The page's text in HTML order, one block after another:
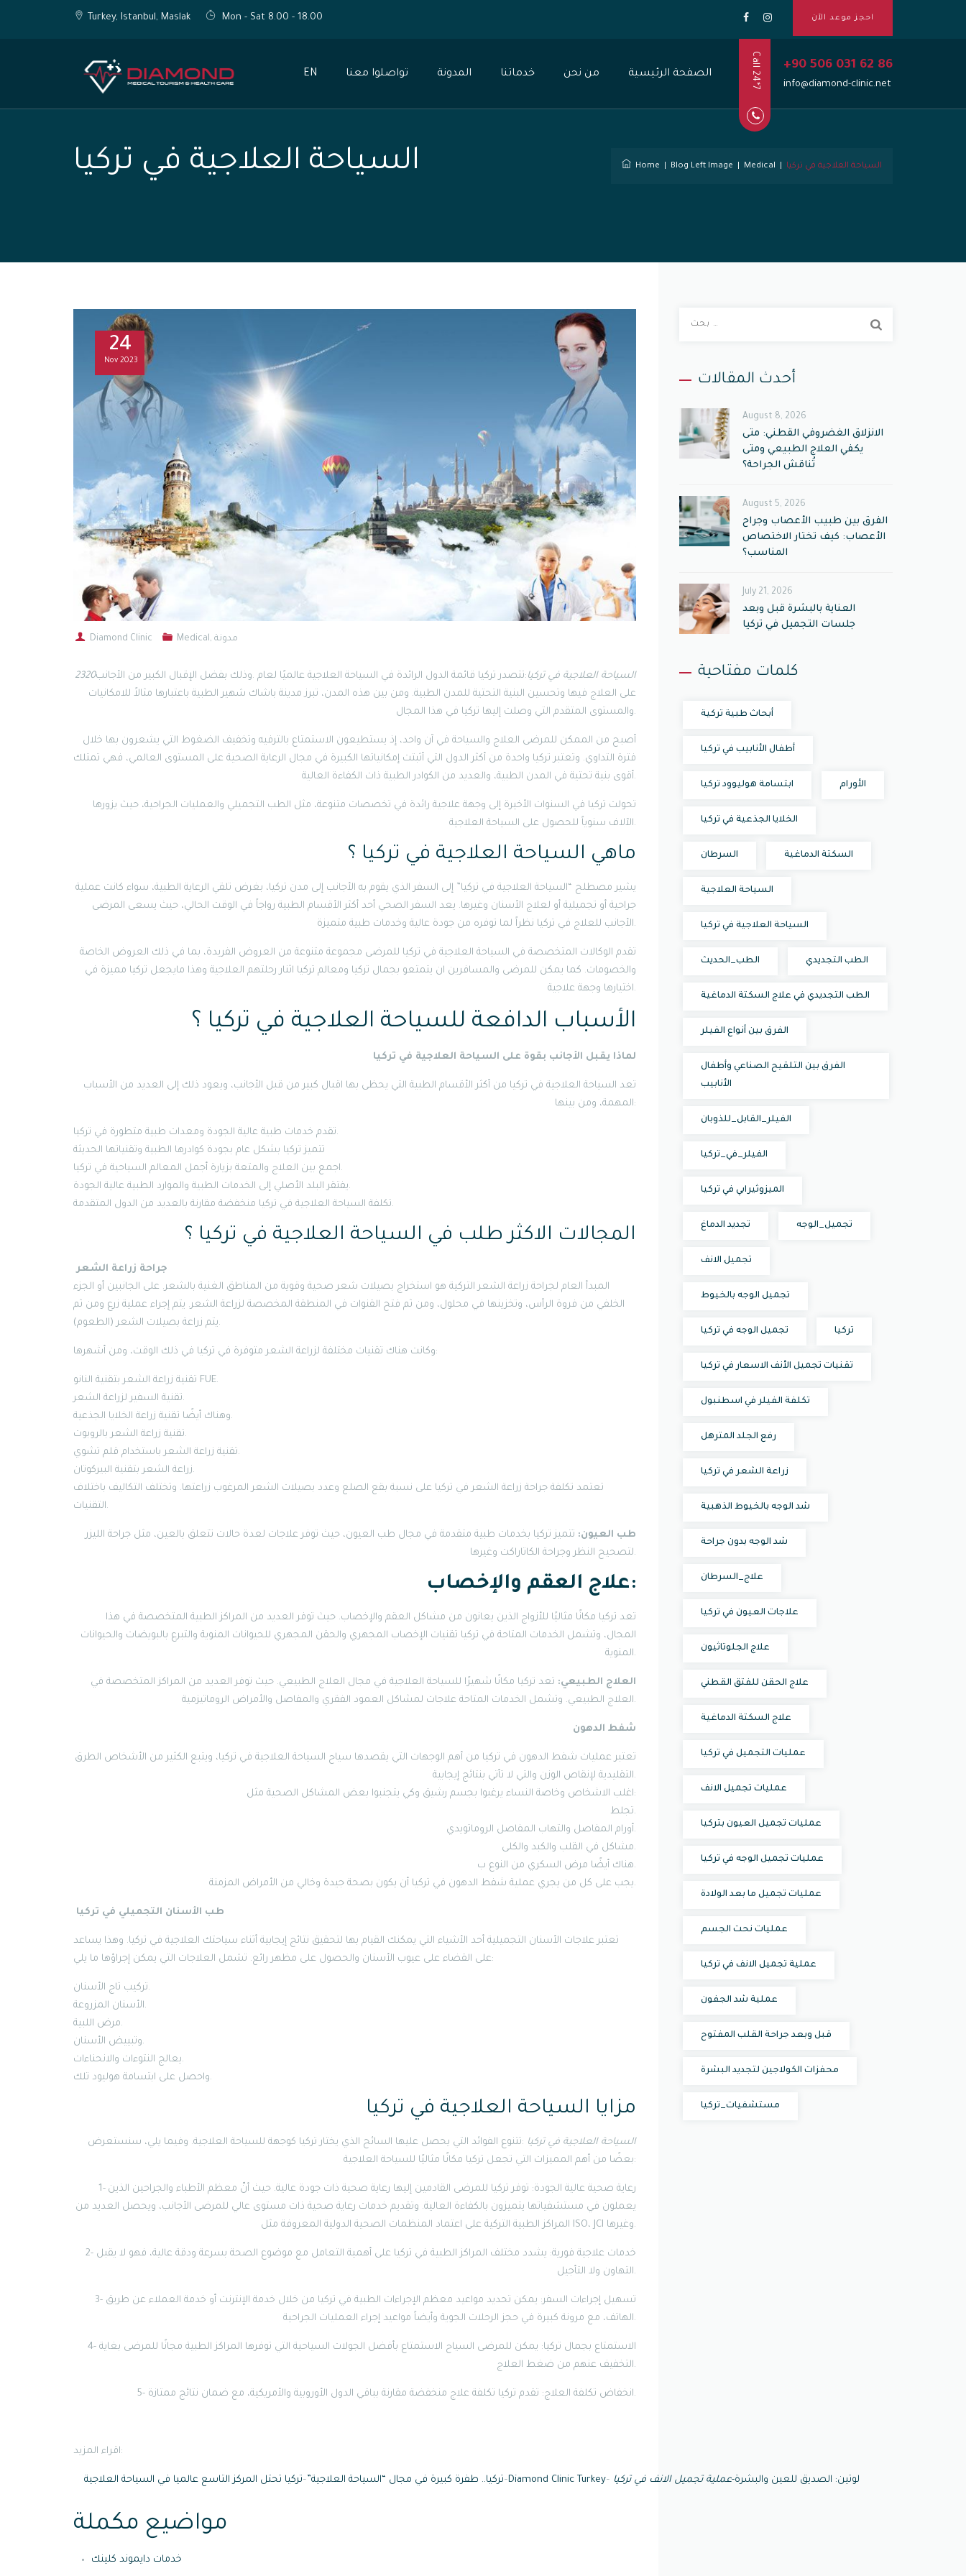
Turkey, Istanbul, Maslak Mon - Sat 8.00 - 18.00 احجز موعد الآن
Call 24*7 +90 506 031 62 86
info@diamond-clinic.net
EN تواصلوا معنا المدونة خدماتنا من نحن الصفحة الرئيسية
السياحة العلاجية في تركيا Home Blog Left Image Medical السياحة العلاجية في تركيا
24
Nov 2023
Diamond Clinic Medical,مدونة
2320السياحة العلاجية في تركيا :تتصدر تركيا قائمة الدول الرائدة في السياحة العلاجية عالميًا لعام .وذلك بفضل الإقبال الكبير من الأجانب
على العلاج فيها وتحسين البنية التحتية للمدن الطبية. ومن بين هذه المدن، تبرز مدينة باشاك شهير الطبية باعتبارها مثالاً للامكانيات
والمستوى المتقدم التي وصلت إليها تركيا في هذا المجال.
أصبح من الممكن للمرضى العلاج والسياحة في آن واحد، إذ يستطيعون الاستمتاع بالترفيه وتخفيف الضغوط التي يشعرون بها خلال
فترة التداوي. وتعتبر تركيا واحدة من أكثر الدول التي أثبتت إمكانياتها الكبيرة في مجال الرعاية الصحية على المستوى العالمي، فهي تمتلك
أقوى بنية تحتية في المدن الطبية، والعديد من الكوادر الطبية ذات الكفاءة العالية.
تحولت تركيا في السنوات الأخيرة إلى وجهة علاجية رائدة في تخصصات متنوعة، مثل الطب التجميلي والعمليات الجراحية، حيث يزورها
الآلاف سنوياً للحصول على السياحة العلاجية.
ماهي السياحة العلاجية في تركيا ؟
يشير مصطلح “السياحة العلاجية في تركيا” إلى السفر الذي يقوم به الأجانب إلى مدن تركيا، بغرض تلقي الرعاية الطبية، سواء كانت عملية
جراحية أو تجميلية أو لعلاج الأسنان وغيرها. يعد السفر الصحي أحد أكثر الأقسام الطبية رواجاً في الوقت الحالي، حيث يسعى المرضى
الأجانب للعلاج في تركيا نظراً لما توفره من جودة عالية وخدمات طبية متميزة.
تقدم الوكالات المتخصصة في السياحة العلاجية في تركيا للمرضى مجموعة متنوعة من العروض الفريدة، بما في ذلك العروض الخاصة
والخصومات. كما يمكن للمرضى والمسافرين ان يتمتعو بجمال تركيا ومعالم تركيا اثنار رحلتهم العلاجية وهذا مايجعل تركيا مميزة في
اختيارها وجهة علاجية.
الأسباب الدافعة للسياحة العلاجية في تركيا ؟
لماذا يقبل الأجانب بقوة على السياحة العلاجية في تركيا
تعد السياحة العلاجية في تركيا من أكثر الأقسام الطبية التي يحظى بها اقبال كبير من قبل الأجانب، ويعود ذلك إلى العديد من الأسباب
المهمة، ومن بينها:
تقدم خدمات طبية عالية الجودة ومعدات طبية متطورة في تركيا.
تتميز تركيا بشكل عام بجودة كوادرها الطبية وتقنياتها الحديثة
اجمع بين العلاج والمتعة بزيارة أجمل المعالم السياحية في تركيا.
يفتقر البلد الأصلي إلى الخدمات الطبية والموارد الطبية عالية الجودة.
تكلفة السياحة العلاجية في تركيا منخفضة مقارنة بالعديد من الدول المتقدمة.
المجالات الاكثر طلب في السياحة العلاجية في تركيا ؟
جراحة زراعة الشعر
المبدأ العام لجراحة زراعة الشعر التركية هو استخراج بصيلات شعر صحية وقوية من المناطق الغنية بالشعر. على الجانبين أو الجزء
الخلفي من فروة الرأس، وتخزينها في محلول، ومن ثم فتح القنوات في المنطقة المخصصة لزراعة الشعر. يتم إجراء عملية زرع ومن ثم
يتم زراعة بصيلات الشعر (الطعوم).
وكانت هناك تقنيات مختلفة لزراعة الشعر متوفرة في تركيا في ذلك الوقت، ومن أشهرها:
تقنية زراعة الشعر بتقنية النانو FUE.
تقنية السفير لزراعة الشعر.
وهناك أيضًا تقنية زراعة الخلايا الجذعية.
تقنية زراعة الشعر بالروبوت.
تقنية زراعة الشعر باستخدام قلم تشوي.
زراعة الشعر بتقنية البيركوتان.
تعتمد تكلفة جراحة زراعة الشعر في تركيا على نسبة بقع الصلع وعدد بصيلات الشعر المرغوب زراعتها. وتختلف التكاليف باختلاف
التقنيات.
طب العيون: تتميز تركيا بخدمات طبية متقدمة في مجال طب العيون، حيث توفر علاجات لعدة حالات تتعلق بالعين، مثل جراحة الليزر
لتصحيح النظر وجراحة الكاتاراكت وغيرها.
علاج العقم والإخصاب:
تعد تركيا مكانًا مثاليًا للأزواج الذين يعانون من مشاكل العقم والإخصاب. حيث توفر العديد من المراكز الطبية المتخصصة في هذا
المجال، وتشمل الخدمات المتاحة في تركيا تقنيات الإخصاب المجهري والحقن المجهري للحيوانات المنوية والتبرع بالبويضات والحيوانات
المنوية.
العلاج الطبيعي: تعد تركيا مكانًا شهيرًا للسياحة العلاجية في مجال العلاج الطبيعي. حيث توفر العديد من المراكز المتخصصة في
العلاج الطبيعي. وتشمل الخدمات المتاحة علاجات لمشاكل العمود الفقري والمفاصل والأمراض الروماتيزمية.
شفط الدهون
تعتبر عمليات شفط الدهون في تركيا من أهم الوجهات التي يقصدها سياح السياحة العلاجية في تركيا، ويتبع الكثير من الأشخاص الطرق
التقليدية لإنقاص الوزن والتي لا تأتي بنتائج إيجابية.
اغلب الاشخاص وخاصة النساء يرغبوا بجسم رشيق وكي يتجنبوا بعض المشاكل الصحية مثل:
تجلط.
أورام المفاصل والتهاب المفاصل الروماتويدي.
مشاكل في القلب والكبد والكلى.
هناك أيضًا مرض السكري من النوع ب.
يجب على كل من يجري عملية شفط الدهون في تركيا أن يكون بصحة جيدة وخالي من الأمراض المزمنة.
طب الأسنان التجميلي في تركيا
تعتبر علاجات الأسنان التجميلية أحد الأشياء التي يمكنك القيام بها لتحقيق نتائج إيجابية أثناء سياحتك العلاجية في تركيا. وهذا يساعد
على القضاء على عيوب الأسنان والحصول على مظهر رائع. تشمل العلاجات التي يمكن إجراؤها ما يلي:
تركيب تاج الأسنان.
الأسنان المزروعة.
مرض اللبية.
وتبييض الأسنان.
يعالج النتوءات والانحناءات.
واحصل على ابتسامة هوليود تلك.
مزايا السياحة العلاجية في تركيا
السياحة العلاجية في تركيا :تتنوع الفوائد التي يحصل عليها السائح الذي يختار تركيا كوجهة للسياحة العلاجية. وفيما يلي، سنستعرض
بعضًا من أهم المميزات التي تجعل تركيا مكانًا مثاليًا للسياحة العلاجية:
1- رعاية صحية عالية الجودة: توفر تركيا للمرضى القادمين إليها رعاية صحية ذات جودة عالية. حيث أنّ معظم الأطباء والجراحين الذين
يعملون في مستشفياتها يتميزون بالكفاءة العالية. وتقديم خدمات رعاية صحية ذات مستوى عالي للمرضى الأجانب، ويحصل العديد من
المراكز الطبية التركية على اعتماد المنظمات الصحية الدولية المعروفة مثل ISO، JCI وغيرها.
2- خدمات علاجية فورية: يشدد مختلف المراكز الطبية في تركيا على أهمية التعامل مع موضوع الصحة بسرعة ودقة عالية، فهو لا يقبل
التهاون ولا التأجيل.
3- تسهيل إجراءات السفر: يمكن تحديد مواعيد معظم الإجراءات الطبية في تركيا من خلال خدمة الإنترنت أو خدمة العملاء عن طريق
الهاتف، مع مرونة كبيرة في حجز الرحلات الجوية وأيضاً مواعيد إجراء العمليات الجراحية.
4- الاستمتاع بجمال تركيا: يمكن للمرضى السياح الاستمتاع بأفضل الجولات السياحية التي توفرها المراكز الطبية مجانًا للمرضى بغاية
التخفيف عنهم من ضغط العلاج.
5- انخفاض تكلفة العلاج: تقدم تركيا تكلفة علاج منخفضة مقارنة بباقي الدول الأوروبية والأمريكية، مع ضمان نتائج ممتازة.
اقراء المزيد:
تركيا.. طفرة كبيرة في مجال “السياحة العلاجية” –تركيا تحتل المركز التاسع عالميا في السياحة العلاجية –Diamond Clinic Turkey– لوتين: الصديق للعين والبشرة-عملية تجميل الانف في تركيا
مواضيع مكملة
خدمات دايموند كلينك
ن
أحدث المقالات
August 8, 2026
الانزلاق الغضروفي القطني: متى
يكفي العلاج الطبيعي ومتى
تُناقش الجراحة؟
August 5, 2026
الفرق بين طبيب الأعصاب وجراح
الأعصاب: كيف تختار الاختصاص
المناسب؟
July 21, 2026
العناية بالبشرة قبل وبعد
جلسات التجميل في تركيا
كلمات مفتاحية
أبحاث طبية تركية
أطفال الأنابيب في تركيا
ابتسامة هوليوود تركيا الأورام
الخلايا الجذعية في تركيا
السرطان السكتة الدماغية
السياحة العلاجية
السياحة العلاجية في تركيا
الطب_الحديث الطب التجديدي
الطب التجديدي في علاج السكتة الدماغية
الفرق بين أنواع الفيلر
الفرق بين التلقيح الصناعي وأطفال
الأنابيب
الفيلر_القابل_للذوبان
الفيلر_في_تركيا
الميزوثيرابي في تركيا
تجديد الدماغ تجميل_الوجه
تجميل الانف
تجميل الوجه بالخيوط
تجميل الوجه في تركيا تركيا
تقنيات تجميل الأنف الاسعار في تركيا
تكلفة الفيلر في اسطنبول
رفع الجلد المترهل
زراعة الشعر في تركيا
شد الوجه بالخيوط الذهبية
شد الوجه بدون جراحة
علاج_السرطان
علاجات العيون في تركيا
علاج الجلوتاثيون
علاج الحقن للفتق القطني
علاج السكتة الدماغية
عمليات التجميل في تركيا
عمليات تجميل الانف
عمليات تجميل العيون بتركيا
عمليات تجميل الوجه في تركيا
عمليات تجميل ما بعد الولادة
عمليات نحت الجسم
عملية تجميل الانف في تركيا
عملية شد الجفون
قبل وبعد جراحة القلب المفتوح
محفزات الكولاجين لتجديد البشرة
مستشفيات_تركيا